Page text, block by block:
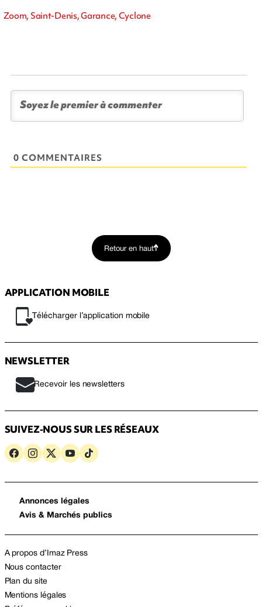
Zoom, Saint-Denis, Garance, Cyclone
0 COMMENTAIRES
Retour en haut
APPLICATION MOBILE
Télécharger l’application mobile
NEWSLETTER
Recevoir les newsletters
SUIVEZ-NOUS SUR LES RÉSEAUX
Annonces légales
Avis & Marchés publics
A propos d’Imaz Press
Nous contacter
Plan du site
Mentions légales